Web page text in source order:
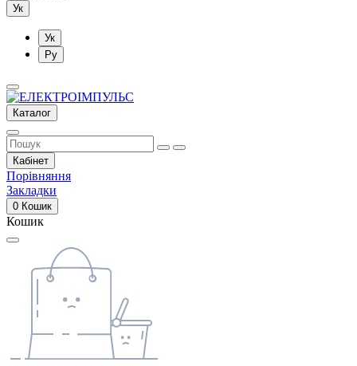
Ук
Ук
Ру
Каталог
Кабінет
Порівняння
Закладки
0 Кошик
Кошик